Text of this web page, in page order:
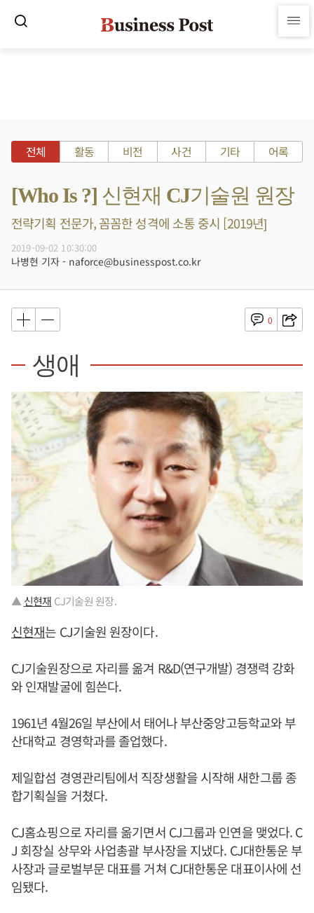
전체 활동 비전 사건 기타 어록
[Who Is ?] 신현재 CJ기술원 원장
전략기획 전문가, 꼼꼼한 성격에 소통 중시 [2019년]
2019-09-02 10:30:00
나병현 기자 - naforce@businesspost.co.kr
0
생애
▲신현재 CJ기술원 원장.
신현재는 CJ기술원 원장이다.
CJ기술원장으로 자리를 옮겨 R&D(연구개발) 경쟁력 강화
와 인재발굴에 힘쓴다.
1961년 4월26일 부산에서 태어나 부산중앙고등학교와 부
산대학교 경영학과를 졸업했다.
제일합섬 경영관리팀에서 직장생활을 시작해 새한그룹 종
합기획실을 거쳤다.
CJ홈쇼핑으로 자리를 옮기면서 CJ그룹과 인연을 맺었다. C
J 회장실 상무와 사업총괄 부사장을 지냈다. CJ대한통운 부
사장과 글로벌부문 대표를 거쳐 CJ대한통운 대표이사에 선
임됐다.